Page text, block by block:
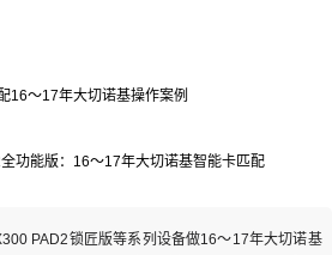
16～17年大切诺基操作案例
PAD2锁匠版等系列设备做16～17年大切诺基